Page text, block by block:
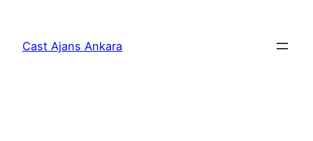
Cast Ajans Ankara